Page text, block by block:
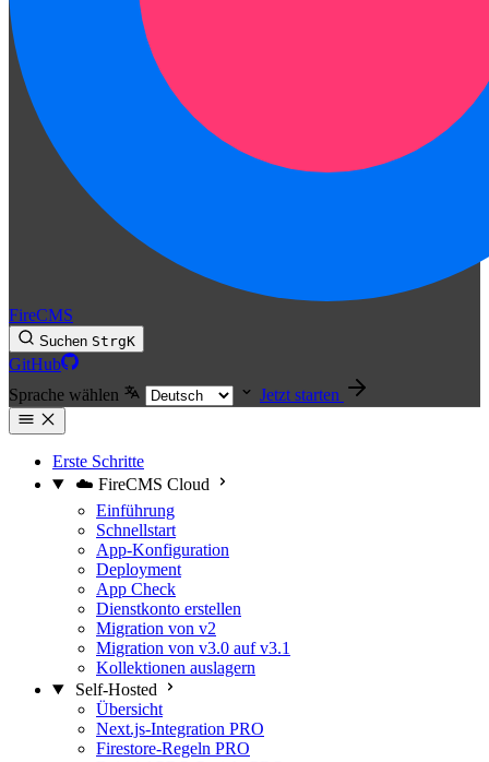
FireCMS
Suchen StrgK
GitHub
Sprache wählen
Jetzt starten
Erste Schritte
☁️ FireCMS Cloud
Einführung
Schnellstart
App-Konfiguration
Deployment
App Check
Dienstkonto erstellen
Migration von v2
Migration von v3.0 auf v3.1
Kollektionen auslagern
Self-Hosted
Übersicht
Next.js-Integration PRO
Firestore-Regeln PRO